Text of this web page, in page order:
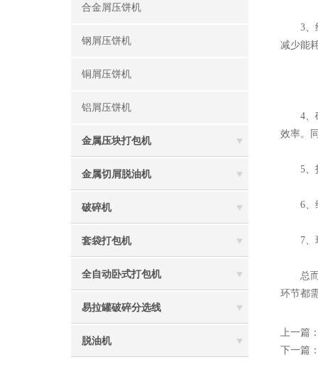
合金屑压饼机
钢屑压饼机
铜屑压饼机
铝屑压饼机
金属压块打包机
金属切屑脱油机
破碎机
套袋打包机
全自动卧式打包机
易拉罐破碎分选线
脱油机
3、结
减少能
4、破
效率。
5、投
6、维
7、环
总而
环节都
上一篇
下一篇